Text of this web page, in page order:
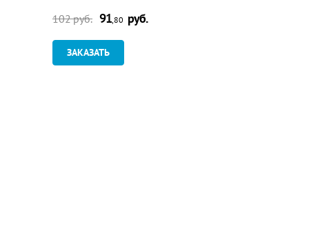
102 руб. 91 ,80 руб.
ЗАКАЗАТЬ